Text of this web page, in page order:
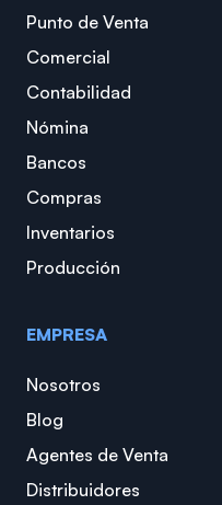
Punto de Venta
Comercial
Contabilidad
Nómina
Bancos
Compras
Inventarios
Producción
EMPRESA
Nosotros
Blog
Agentes de Venta
Distribuidores